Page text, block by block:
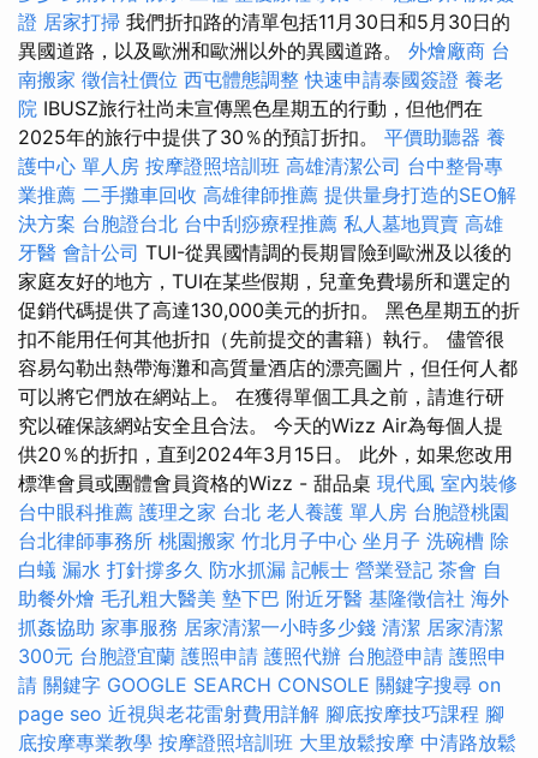
證 居家打掃 我們折扣路的清單包括11月30日和5月30日的
異國道路，以及歐洲和歐洲以外的異國道路。 外燴廠商 台
南搬家 徵信社價位 西屯體態調整快速申請泰國簽證 養老
院 IBUSZ旅行社尚未宣傳黑色星期五的行動，但他們在
2025年的旅行中提供了30％的預訂折扣。 平價助聽器 養
護中心 單人房 按摩證照培訓班 高雄清潔公司 台中整骨專
業推薦 二手攤車回收 高雄律師推薦 提供量身打造的SEO解
決方案 台胞證台北 台中刮痧療程推薦 私人墓地買賣 高雄
牙醫 會計公司 TUI-從異國情調的長期冒險到歐洲及以後的
家庭友好的地方，TUI在某些假期，兒童免費場所和選定的
促銷代碼提供了高達130,000美元的折扣。 黑色星期五的折
扣不能用任何其他折扣（先前提交的書籍）執行。 儘管很
容易勾勒出熱帶海灘和高質量酒店的漂亮圖片，但任何人都
可以將它們放在網站上。 在獲得單個工具之前，請進行研
究以確保該網站安全且合法。 今天的Wizz Air為每個人提
供20％的折扣，直到2024年3月15日。 此外，如果您改用
標準會員或團體會員資格的Wizz - 甜品桌 現代風 室內裝修
台中眼科推薦 護理之家 台北 老人養護 單人房 台胞證桃園
台北律師事務所 桃園搬家 竹北月子中心 坐月子 洗碗槽 除
白蟻 漏水 打針撐多久 防水抓漏 記帳士 營業登記 茶會 自
助餐外燴 毛孔粗大醫美 墊下巴 附近牙醫 基隆徵信社 海外
抓姦協助 家事服務 居家清潔一小時多少錢 清潔 居家清潔
300元 台胞證宜蘭 護照申請 護照代辦 台胞證申請 護照申
請 關鍵字 GOOGLE SEARCH CONSOLE 關鍵字搜尋 on
page seo 近視與老花雷射費用詳解 腳底按摩技巧課程 腳
底按摩專業教學 按摩證照培訓班 大里放鬆按摩 中清路放鬆